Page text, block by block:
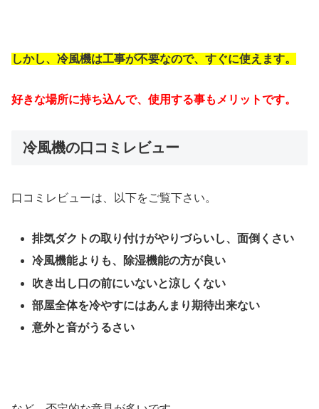
しかし、冷風機は工事が不要なので、すぐに使えます。
好きな場所に持ち込んで、使用する事もメリットです。
冷風機の口コミレビュー
口コミレビューは、以下をご覧下さい。
排気ダクトの取り付けがやりづらいし、面倒くさい
冷風機能よりも、除湿機能の方が良い
吹き出し口の前にいないと涼しくない
部屋全体を冷やすにはあんまり期待出来ない
意外と音がうるさい